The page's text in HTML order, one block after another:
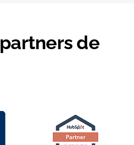
partners de